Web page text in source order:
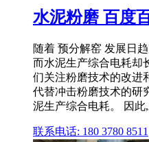
水泥粉磨 百度
随着 预分解窑 发展日
而水泥生产综合电耗却
们关注粉磨技术的改进
代替冲击粉磨技术的研
泥生产综合电耗。 因
联系电话: 180 3780 8511